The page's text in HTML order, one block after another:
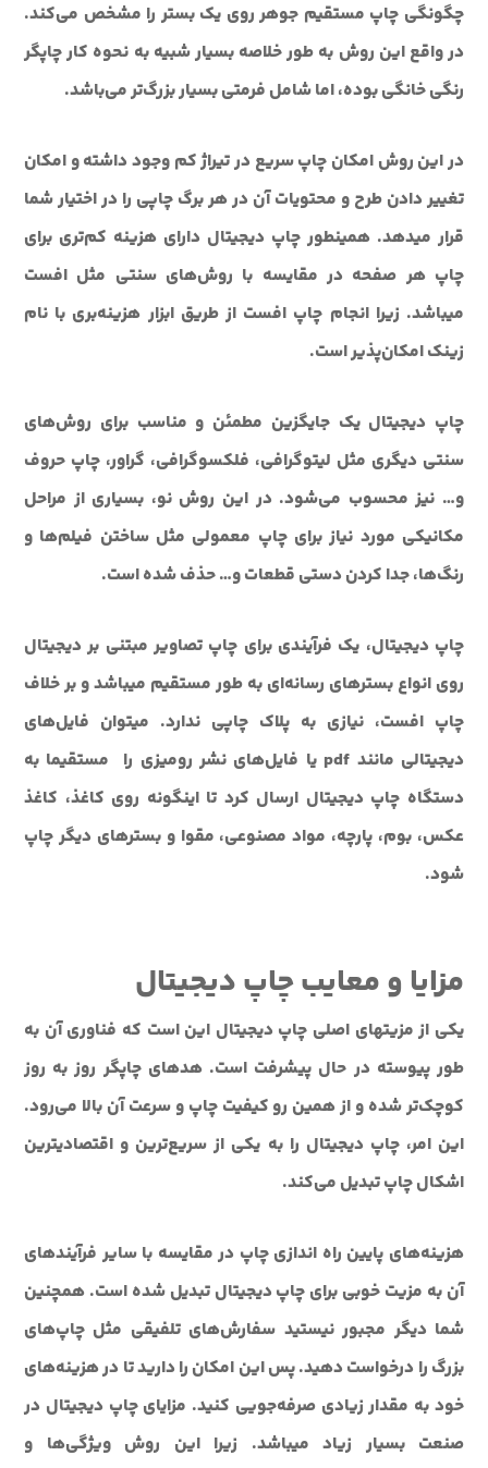
چگونگی چاپ مستقیم جوهر روی یک بستر را مشخص می‌کند.
در واقع این روش به طور خلاصه بسیار شبیه به نحوه کار چاپگر
رنگی خانگی بوده، اما شامل فرمتی بسیار بزرگ‌تر می‌باشد.
در این روش امکان چاپ سریع در تیراژ کم وجود داشته و امکان
تغییر دادن طرح و محتویات آن در هر برگ چاپی را در اختیار شما
قرار می‎دهد. همین‎طور چاپ دیجیتال دارای هزینه کم‌تری برای
چاپ هر صفحه در مقایسه با روش‌های سنتی مثل افست
می‎باشد. زیرا انجام چاپ افست از طریق ابزار هزینه‌بری با نام
زینک‌ امکان‌پذیر است.
چاپ دیجیتال یک جایگزین مطمئن و مناسب برای روش‌های
سنتی دیگری مثل لیتوگرافی، فلکسوگرافی، گراور، چاپ حروف
و… نیز محسوب می‌شود. در این روش نو، بسیاری از مراحل
مکانیکی مورد نیاز برای چاپ معمولی مثل ساختن فیلم‌ها و
رنگ‌ها، جدا کردن دستی قطعات و… حذف شده است.
چاپ دیجیتال، یک فرآیندی برای چاپ تصاویر مبتنی بر دیجیتال
روی انواع بسترهای رسانه‌ای به طور مستقیم می‎باشد و بر خلاف
چاپ افست، نیازی به پلاک چاپی ندارد. می‎توان فایل‌های
دیجیتالی مانند pdf یا فایل‌های نشر رومیزی را مستقیما به
دستگاه چاپ دیجیتال ارسال کرد تا اینگونه روی کاغذ، کاغذ
عکس، بوم، پارچه، مواد مصنوعی، مقوا و بسترهای دیگر چاپ
شود.
مزایا و معایب چاپ دیجیتال
یکی از مزیت‎های اصلی چاپ دیجیتال این است که فناوری آن به
طور پیوسته در حال پیشرفت است. هدهای چاپگر روز به روز
کوچک‌تر شده و از همین رو کیفیت چاپ و سرعت آن بالا می‌رود.
این امر، چاپ دیجیتال را به یکی از سریع‌ترین و اقتصادی‎ترین
اشکال چاپ تبدیل می‌کند.
هزینه‌های پایین راه اندازی چاپ در مقایسه با سایر فرآیندهای
آن به مزیت خوبی برای چاپ دیجیتال تبدیل شده است. همچنین
شما دیگر مجبور نیستید سفارش‌های تلفیقی مثل چاپ‌های
بزرگ را درخواست دهید. پس این امکان را دارید تا در هزینه‌های
خود به مقدار زیادی صرفه‌جویی کنید. مزایای چاپ دیجیتال در
صنعت بسیار زیاد می‎باشد. زیرا این روش ویژگی‌ها و